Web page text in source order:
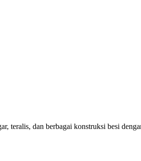
teralis, dan berbagai konstruksi besi